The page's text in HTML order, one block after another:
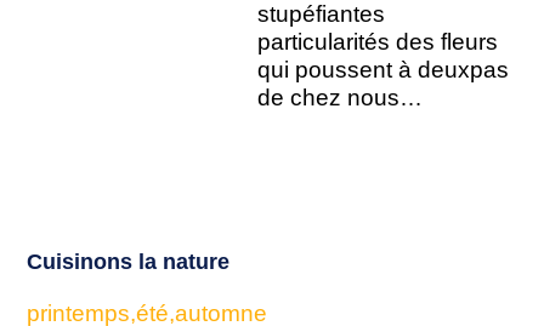
stupéfiantes
particularités des fleurs
qui poussent à deuxpas
de chez nous…
Cuisinons la nature
printemps,été,automne